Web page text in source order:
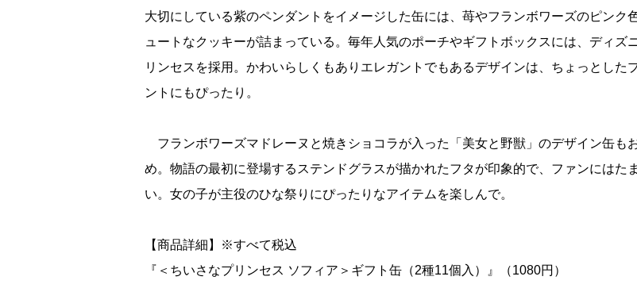
大切にしている紫のペンダントをイメージした缶には、苺やフランボワーズのピンク
ュートなクッキーが詰まっている。毎年人気のポーチやギフトボックスには、ディズ
リンセスを採用。かわいらしくもありエレガントでもあるデザインは、ちょっとした
ントにもぴったり。
フランボワーズマドレーヌと焼きショコラが入った「美女と野獣」のデザイン缶も
め。物語の最初に登場するステンドグラスが描かれたフタが印象的で、ファンにはた
い。女の子が主役のひな祭りにぴったりなアイテムを楽しんで。
【商品詳細】※すべて税込
『＜ちいさなプリンセス ソフィア＞ギフト缶（2種11個入）』（1080円）